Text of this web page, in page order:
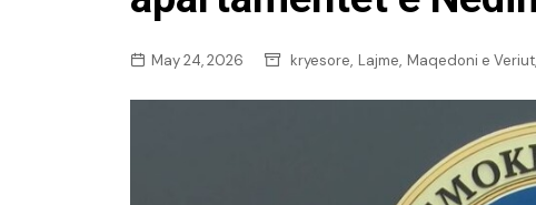
BOTË
May 24, 2026 kryesore, Lajme, Maqedoni e Veriut,